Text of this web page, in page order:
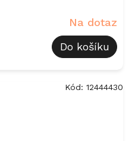
Na dotaz
Do košíku
Kód: 12444430